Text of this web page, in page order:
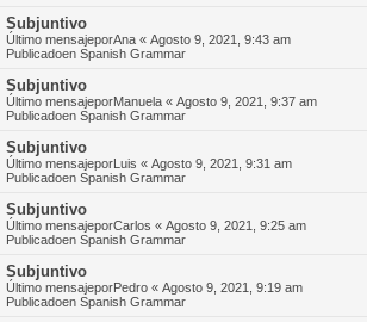
Subjuntivo
Último mensajeporAna « Agosto 9, 2021, 9:43 am
Publicadoen Spanish Grammar
Subjuntivo
Último mensajeporManuela « Agosto 9, 2021, 9:37 am
Publicadoen Spanish Grammar
Subjuntivo
Último mensajeporLuis « Agosto 9, 2021, 9:31 am
Publicadoen Spanish Grammar
Subjuntivo
Último mensajeporCarlos « Agosto 9, 2021, 9:25 am
Publicadoen Spanish Grammar
Subjuntivo
Último mensajeporPedro « Agosto 9, 2021, 9:19 am
Publicadoen Spanish Grammar